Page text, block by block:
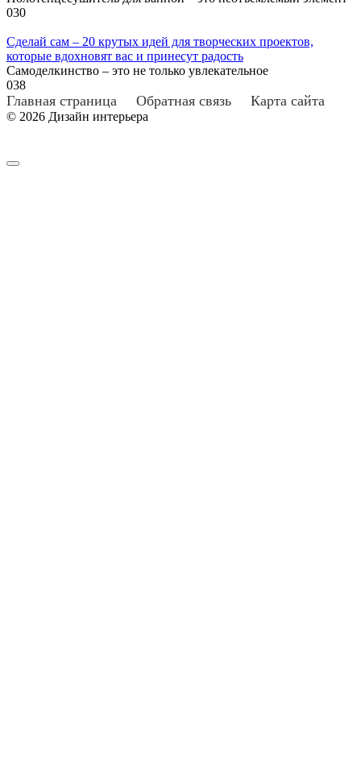
030
Сделай сам – 20 крутых идей для творческих проектов,
которые вдохновят вас и принесут радость
Самоделкинство – это не только увлекательное
038
Главная страница Обратная связь Карта сайта
© 2026 Дизайн интерьера